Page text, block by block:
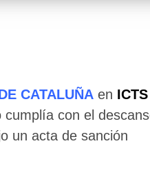
CATALUÑA en
con el
un acta de sanción